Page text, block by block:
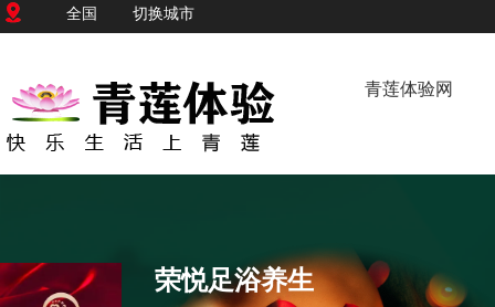
全国 切换城市
青莲体验网
荣悦足浴养生